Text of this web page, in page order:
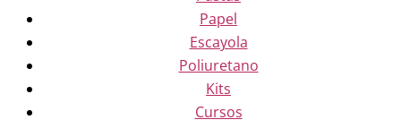
Papel
Escayola
Poliuretano
Kits
Cursos